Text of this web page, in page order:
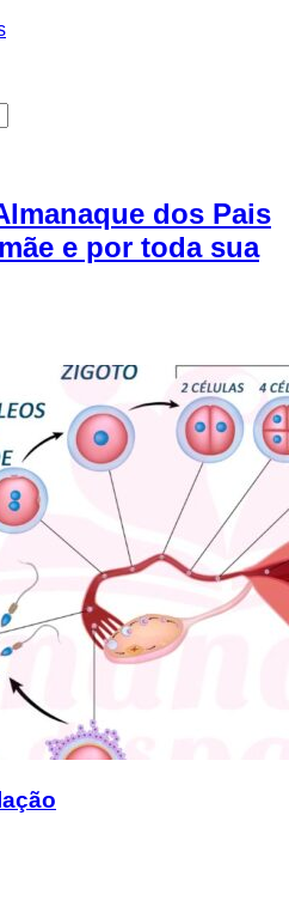
dos Pais
e por toda sua